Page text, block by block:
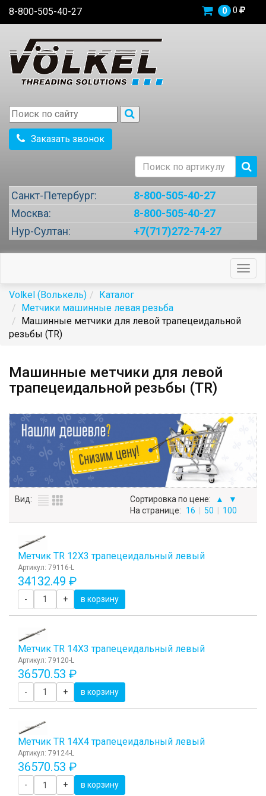
8-800-505-40-27 0 0
Заказать звонок
Санкт-Петербург:
8-800-505-40-27
Москва:
8-800-505-40-27
Нур-Султан:
+7(717)272-74-27
Volkel (Волькель)
Каталог
Метчики машинные левая резьба
Машинные метчики для левой трапецеидальной
резьбы (TR)
Машинные метчики для левой
трапецеидальной резьбы (TR)
Вид: Сортировка по цене: ▲
▼
На странице:
16 50 100
Метчик TR 12Х3 трапецеидальный левый
Артикул: 79116-L
34132.49 ₽
- + в корзину
Метчик TR 14Х3 трапецеидальный левый
Артикул: 79120-L
36570.53 ₽
- + в корзину
Метчик TR 14Х4 трапецеидальный левый
Артикул: 79124-L
36570.53 ₽
- + в корзину